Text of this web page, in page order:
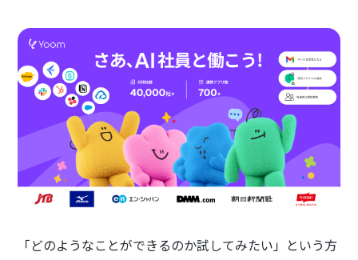
「どのようなことができるのか試してみたい」という方